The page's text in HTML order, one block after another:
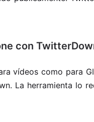
con
vídeos como para
La herramienta lo